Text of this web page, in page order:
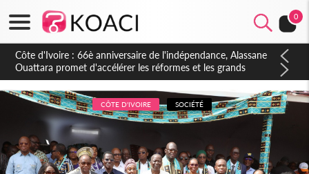
0
Côte d'Ivoire : À Abidjan, Amadou Oury Bah admire le modèle
ivoirien et veut s'en inspirer pour accélérer le développement
de la Guinée
CÔTE D'IVOIRE SOCIÉTÉ